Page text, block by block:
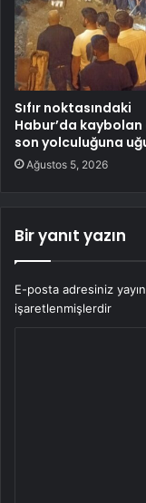
Sıfır noktasındaki
Habur’da kaybolan
son yolculuğuna
Ağustos 5, 2026
Bir yanıt yazın
E-posta adresiniz
işaretlenmişlerdir